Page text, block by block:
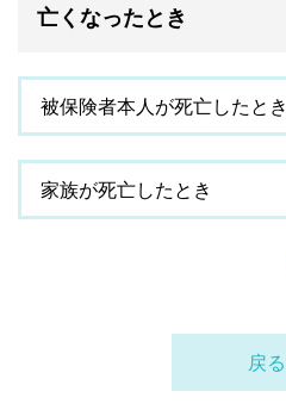
亡くなったとき
被保険者本人が死亡したとき
家族が死亡したとき
戻る